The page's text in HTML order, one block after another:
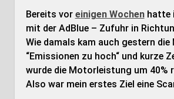
Bereits vor einigen Wochenhatte
mit der AdBlue – Zufuhr in
Wie damals kam auch gestern die
“Emissionen zu hoch“ und kurze
wurde die Motorleistung um 40%
Also war mein erstes Ziel eine